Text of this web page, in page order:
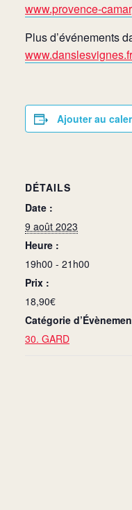
www.provence-
Plus d’événements
Ajouter au
DÉTAILS
Date :
9 août 2023
Heure :
19h00 - 21h00
Prix :
18,90€
Catégorie
30. GARD